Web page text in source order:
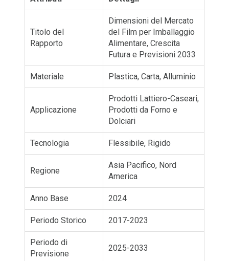
Titolo del
Rapporto
Dimensioni del Mercato
del Film per Imballaggio
Alimentare, Crescita
Futura e Previsioni 2033
Materiale Plastica, Carta, Alluminio
Applicazione
Prodotti Lattiero-Caseari,
Prodotti da Forno e
Dolciari
Tecnologia Flessibile, Rigido
Regione
Asia Pacifico, Nord
America
Anno Base 2024
Periodo Storico 2017-2023
Periodo di
Previsione
2025-2033